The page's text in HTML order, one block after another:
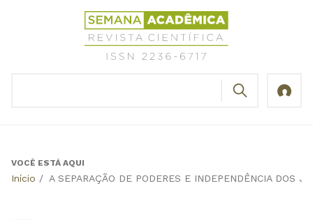
Revista
Científica
Semana
Back
VOCÊ ESTÁ AQUI
Início / A SEPARAÇÃO DE PODERES E INDEPENDÊNCIA DOS